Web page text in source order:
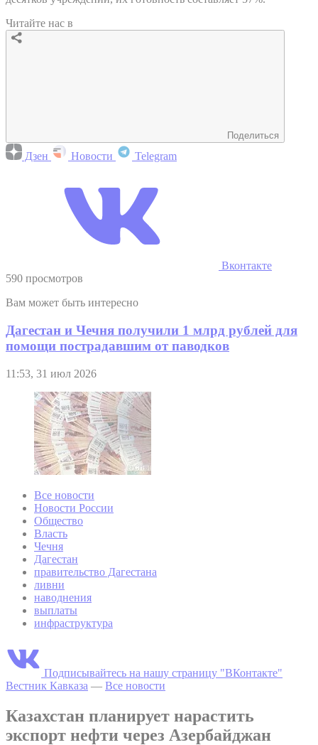
Читайте нас в
Поделиться
Дзен Новости Telegram
Вконтакте
590 просмотров
Вам может быть интересно
Дагестан и Чечня получили 1 млрд рублей для
помощи пострадавшим от паводков
11:53, 31 июл 2026
Все новости
Новости России
Общество
Власть
Чечня
Дагестан
правительство Дагестана
ливни
наводнения
выплаты
инфраструктура
Подписывайтесь на нашу страницу "ВКонтакте"
Вестник Кавказа — Все новости
Казахстан планирует нарастить
экспорт нефти через Азербайджан